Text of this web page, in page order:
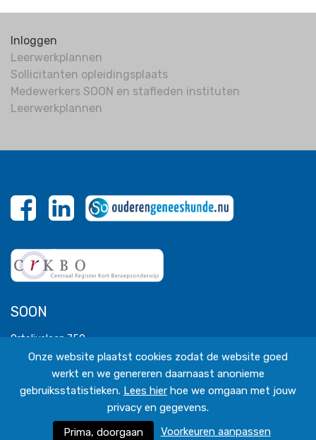
Inloggen
Leerwerkplannen
Sollicitanten opleidingsplaats
Medewerkers SOON en stafleden instituten
Leerwerkplannen
SOON
Orteliuslaan 750
3528 BB Utrecht
T 030 - 227 19 50
M 06 - 2699 3117
secretariaat@soon.nl
Onze website plaatst cookies zodat de website goed
werkt en we genereren daarnaast anonieme
gebruiksstatistieken. Lees hier hoe we omgaan met jouw
privacy en gegevens.
Prima, doorgaan
Voorkeuren aanpassen